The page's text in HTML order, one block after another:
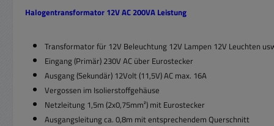
Halogentransformator 12V AC 200VA Leistung
Transformator für 12V Beleuchtung 12V Lampen 12V Leuchten
Eingang (Primär) 230V AC über Eurostecker
Ausgang (Sekundär) 12Volt (11,5V) AC max. 16A
Vergossen im Isolierstoffgehäuse
Netzleitung 1,5m (2x0,75mm²) mit Eurostecker
Ausgangsleitung ca. 0,8m mit entsprechendem Querschnitt